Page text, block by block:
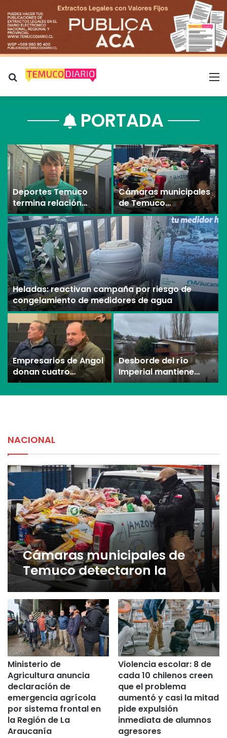
PORTADA
Heladas: reactivan campaña por riesgo de
congelamiento de medidores de agua
Deportes Temuco
termina relación
contractual con
Arturo Sanhueza tras
derrota ante Copiapó
Cámaras municipales
de Temuco
detectaron la
comercialización de
tonelada y media de
mercadería asiática
ilegal
Empresarios de Angol
donan cuatro
hectáreas para
apoyar reubicación
Desborde del río
Imperial mantiene
aisladas a miles de
personas y deja
NACIONAL
Cámaras municipales de
Temuco detectaron la
comercialización de
tonelada y media de
mercadería asiática ilegal
Ministerio de
Agricultura anuncia
declaración de
emergencia agrícola
por sistema frontal en
la Región de La
Araucanía
Violencia escolar: 8 de
cada 10 chilenos creen
que el problema
aumentó y casi la mitad
pide expulsión
inmediata de alumnos
agresores